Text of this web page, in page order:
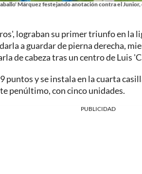
Márquez festejando anotación contra el Junior,
lograban su primer triunfo en la
a guardar de pierna derecha,
de cabeza tras un centro de Luis
puntos y se instala en la cuarta
penúltimo, con cinco unidades.
PUBLICIDAD